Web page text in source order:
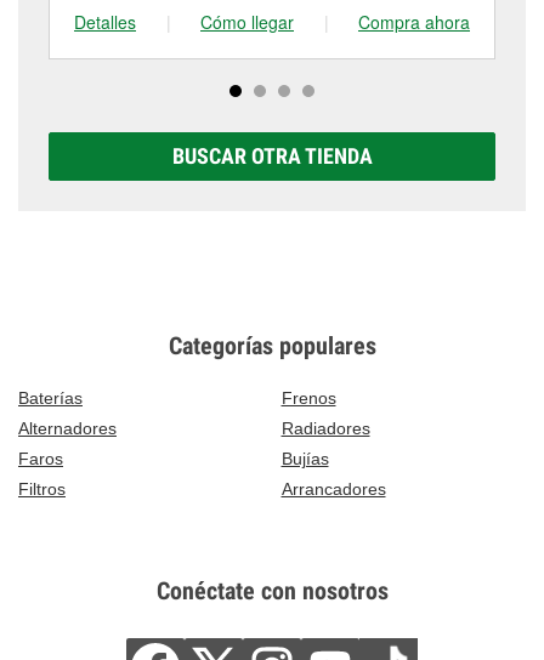
Detalles
| Cómo llegar | Compra ahora
BUSCAR OTRA TIENDA
Categorías populares
Baterías
Frenos
Alternadores
Radiadores
Faros
Bujías
Filtros
Arrancadores
Conéctate con nosotros